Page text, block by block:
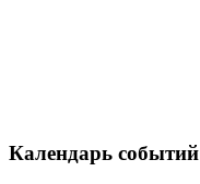
Календарь событий